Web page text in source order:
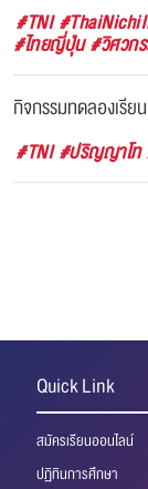
#TNI
#ไทยญี่ปุ่น #วิศวก
กิจกรรมทดลองเรี
#TNI #ปริญญาโท
Quick Link
สมัครเรียนออนไลน์
ปฏิทินการศึกษา